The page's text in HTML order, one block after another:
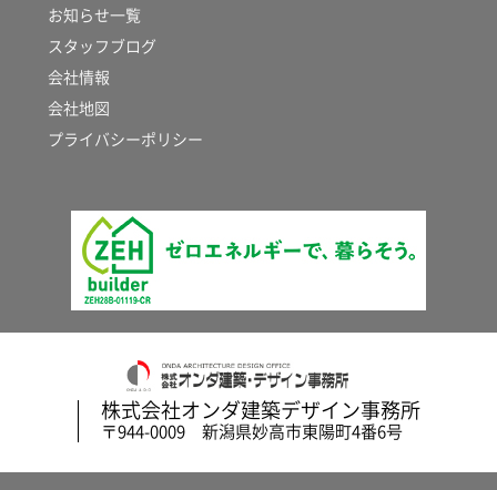
お知らせ一覧
スタッフブログ
会社情報
会社地図
プライバシーポリシー
株式会社オンダ建築デザイン事務所
〒944-0009 新潟県妙高市東陽町4番6号